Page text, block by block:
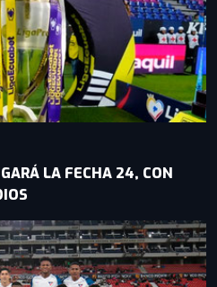
LA FECHA 24, CON